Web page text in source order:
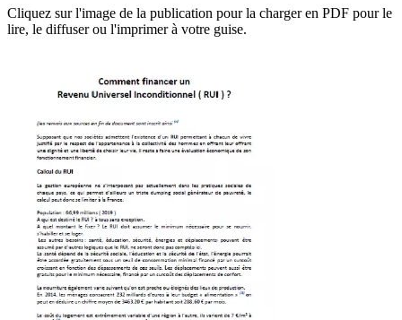
Cliquez sur l'image de la publication pour la charger en PDF pour le
lire, le diffuser ou l'imprimer à votre guise.